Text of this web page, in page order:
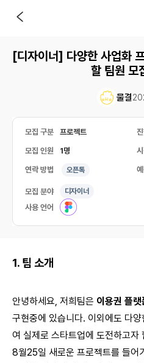
[디자이너] 다양한 사업화
할 팀원 모
물결
모집 구분 프로젝트
모집 인원 1명
연락 방법 오픈톡
모집 분야 디자이너
사용 언어
1. 팀 소개
안녕하세요, 저희팀은 이용권 플
구현중에 있습니다. 이외에도 다
여 실제로 스타트업에 도전하고자
8월25일 새로운 프로젝트를 들어